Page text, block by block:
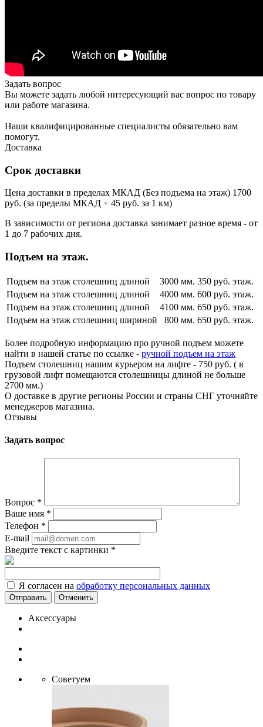
Задать вопрос
Вы можете задать любой интересующий вас вопрос по товару
или работе магазина.
Наши квалифицированные специалисты обязательно вам
помогут.
Доставка
Срок доставки
Цена доставки в пределах МКАД (Без подъема на этаж) 1700
руб. (за пределы МКАД + 45 руб. за 1 км)
В зависимости от региона доставка занимает разное время - от
1 до 7 рабочих дня.
Подъем на этаж.
Подъем на этаж столешниц длиной 3000 мм. 350 руб. этаж.
Подъем на этаж столешниц длиной
4000 мм. 600 руб. этаж.
Подъем на этаж столешниц длиной
4100 мм. 650 руб. этаж.
Подъем на этаж столешниц шириной
800 мм. 650 руб. этаж.
Более подробную информацию про ручной подъем можете
найти в нашей статье по ссылке - ручной подъем на этаж
Подъем столешниц нашим курьером на лифте - 750 руб. ( в
грузовой лифт помещаются столешницы длиной не больше
2700 мм.)
О доставке в другие регионы России и страны СНГ уточняйте
менеджеров магазина.
Отзывы
Задать вопрос
Вопрос *
Ваше имя *
Телефон *
E-mail
Введите текст с картинки *
Я согласен на обработку персональных данных
Отменить
Аксессуары
Советуем